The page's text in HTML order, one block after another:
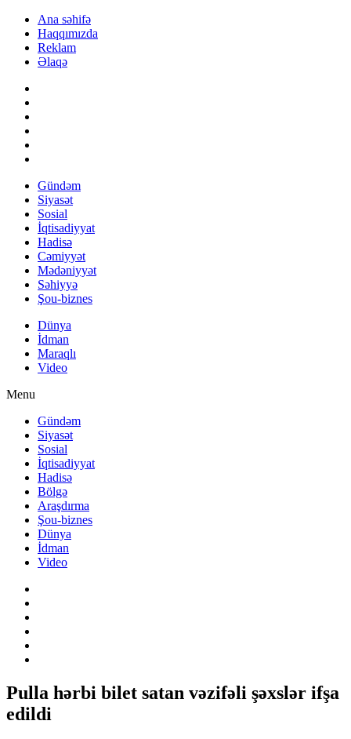
Ana səhifə
Haqqımızda
Reklam
Əlaqə
Gündəm
Siyasət
Sosial
İqtisadiyyat
Hadisə
Cəmiyyət
Mədəniyyət
Səhiyyə
Şou-biznes
Dünya
İdman
Maraqlı
Video
Menu
Gündəm
Siyasət
Sosial
İqtisadiyyat
Hadisə
Bölgə
Araşdırma
Şou-biznes
Dünya
İdman
Video
Pulla hərbi bilet satan vəzifəli şəxslər ifşa
edildi